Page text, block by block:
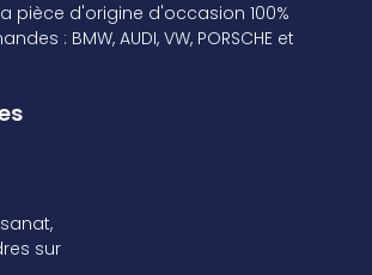
pièce d'origine d'occasion 100%
: BMW, AUDI, VW, PORSCHE et
sur